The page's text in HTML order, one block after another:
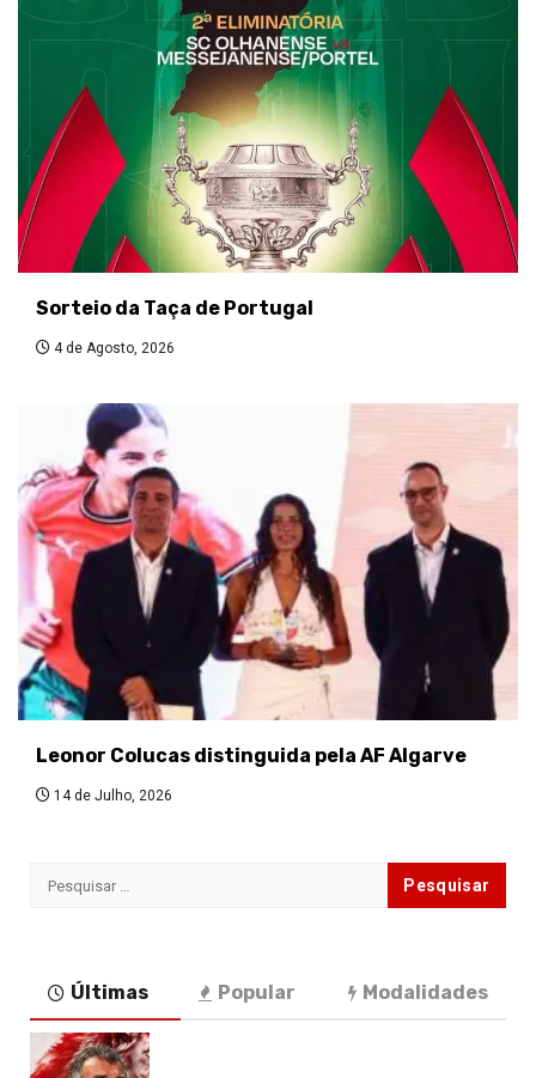
Sorteio da Taça de Portugal
4 de Agosto, 2026
Leonor Colucas distinguida pela AF Algarve
14 de Julho, 2026
Pesquisar
Últimas Popular Modalidades